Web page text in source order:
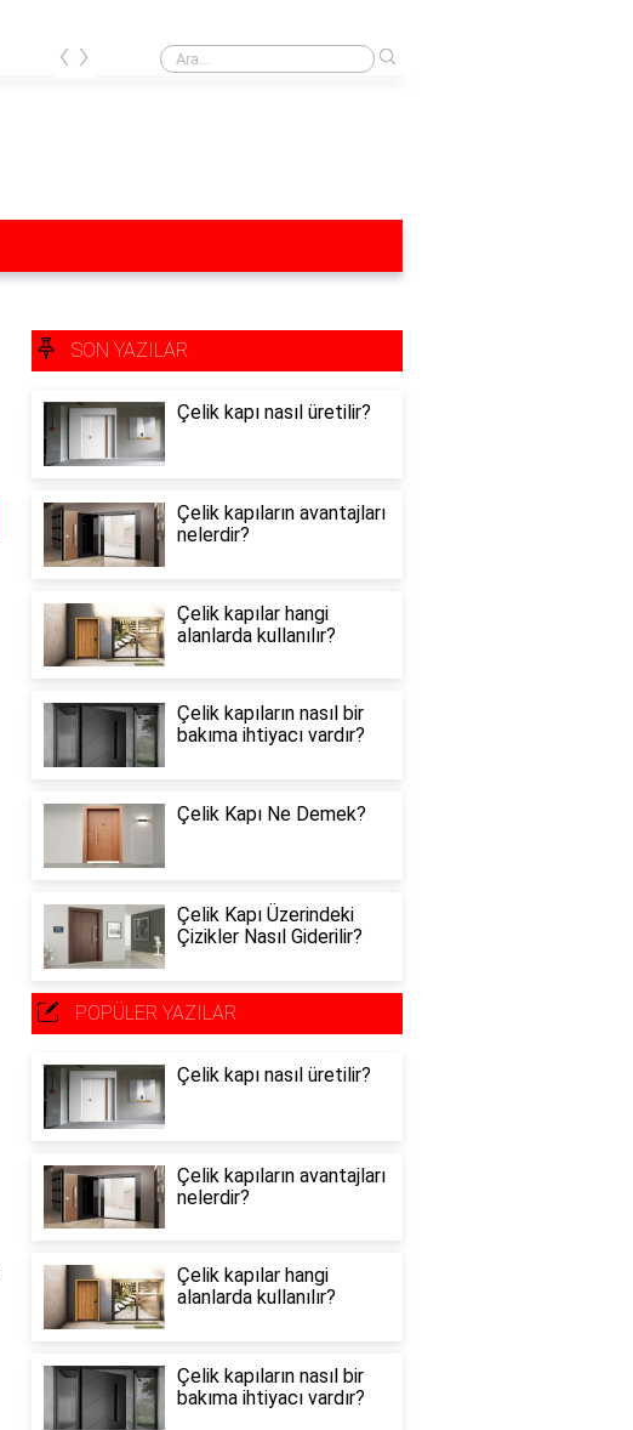
Yağ lekesi yağlı mutfak dolapları neyle silinir?
‹ ›
SON YAZILAR
Çelik kapı nasıl üretilir?
Çelik kapıların avantajları
nelerdir?
Çelik kapılar hangi
alanlarda kullanılır?
Çelik kapıların nasıl bir
bakıma ihtiyacı vardır?
Çelik Kapı Ne Demek?
Çelik Kapı Üzerindeki
Çizikler Nasıl Giderilir?
POPÜLER YAZILAR
Çelik kapı nasıl üretilir?
Çelik kapıların avantajları
nelerdir?
Çelik kapılar hangi
alanlarda kullanılır?
Çelik kapıların nasıl bir
bakıma ihtiyacı vardır?